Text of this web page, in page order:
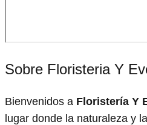
Sobre Floristeria Y
Bienvenidos a Floristería Y
lugar donde la naturaleza y